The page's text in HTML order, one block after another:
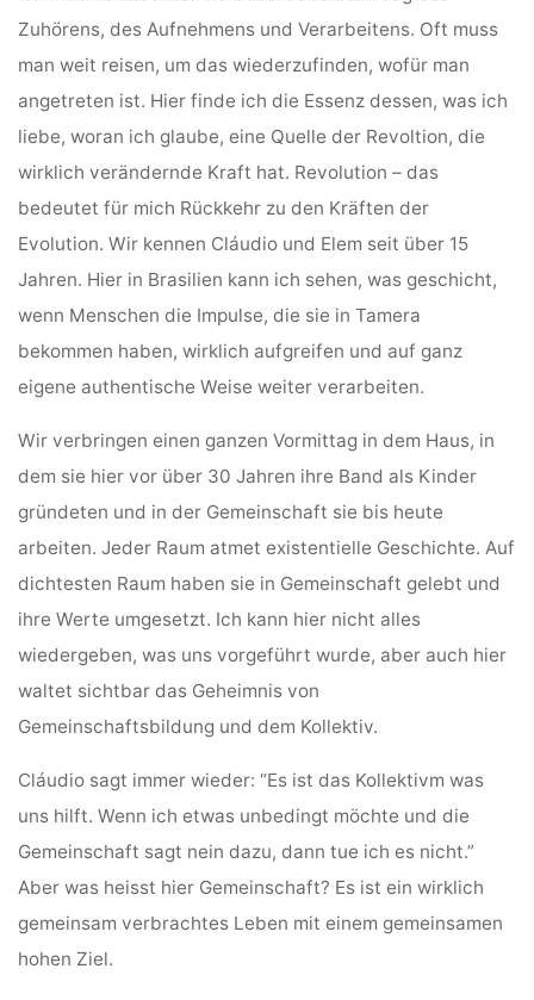
Zuhörens, des Aufnehmens und Verarbeitens. Oft muss
man weit reisen, um das wiederzufinden, wofür man
angetreten ist. Hier finde ich die Essenz dessen, was ich
liebe, woran ich glaube, eine Quelle der Revoltion, die
wirklich verändernde Kraft hat. Revolution – das
bedeutet für mich Rückkehr zu den Kräften der
Evolution. Wir kennen Cláudio und Elem seit über 15
Jahren. Hier in Brasilien kann ich sehen, was geschicht,
wenn Menschen die Impulse, die sie in Tamera
bekommen haben, wirklich aufgreifen und auf ganz
eigene authentische Weise weiter verarbeiten.
Wir verbringen einen ganzen Vormittag in dem Haus, in
dem sie hier vor über 30 Jahren ihre Band als Kinder
gründeten und in der Gemeinschaft sie bis heute
arbeiten. Jeder Raum atmet existentielle Geschichte. Auf
dichtesten Raum haben sie in Gemeinschaft gelebt und
ihre Werte umgesetzt. Ich kann hier nicht alles
wiedergeben, was uns vorgeführt wurde, aber auch hier
waltet sichtbar das Geheimnis von
Gemeinschaftsbildung und dem Kollektiv.
Cláudio sagt immer wieder: “Es ist das Kollektivm was
uns hilft. Wenn ich etwas unbedingt möchte und die
Gemeinschaft sagt nein dazu, dann tue ich es nicht.”
Aber was heisst hier Gemeinschaft? Es ist ein wirklich
gemeinsam verbrachtes Leben mit einem gemeinsamen
hohen Ziel.